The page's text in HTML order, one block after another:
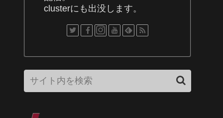
clusterにも出没します。